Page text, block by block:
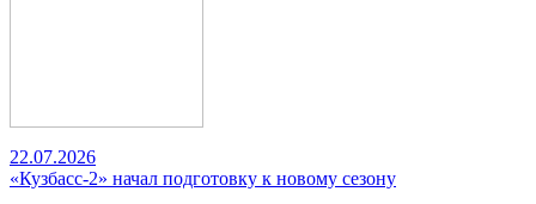
22.07.2026
«Кузбасс-2» начал подготовку к новому сезону